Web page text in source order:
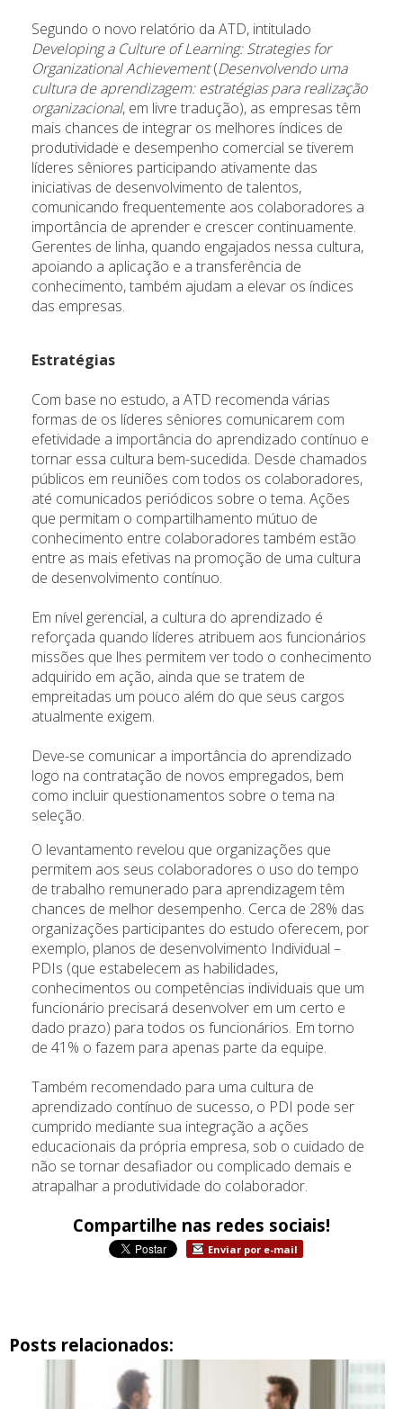
Segundo o novo relatório da ATD, intitulado
Developing a Culture of Learning: Strategies for
Organizational Achievement(Desenvolvendo uma
cultura de aprendizagem: estratégias para realização
organizacional, em livre tradução), as empresas têm
mais chances de integrar os melhores índices de
produtividade e desempenho comercial se tiverem
líderes sêniores participando ativamente das
iniciativas de desenvolvimento de talentos,
comunicando frequentemente aos colaboradores a
importância de aprender e crescer continuamente.
Gerentes de linha, quando engajados nessa cultura,
apoiando a aplicação e a transferência de
conhecimento, também ajudam a elevar os índices
das empresas.
Estratégias
Com base no estudo, a ATD recomenda várias
formas de os líderes sêniores comunicarem com
efetividade a importância do aprendizado contínuo e
tornar essa cultura bem-sucedida. Desde chamados
públicos em reuniões com todos os colaboradores,
até comunicados periódicos sobre o tema. Ações
que permitam o compartilhamento mútuo de
conhecimento entre colaboradores também estão
entre as mais efetivas na promoção de uma cultura
de desenvolvimento contínuo.
Em nível gerencial, a cultura do aprendizado é
reforçada quando líderes atribuem aos funcionários
missões que lhes permitem ver todo o conhecimento
adquirido em ação, ainda que se tratem de
empreitadas um pouco além do que seus cargos
atualmente exigem.
Deve-se comunicar a importância do aprendizado
logo na contratação de novos empregados, bem
como incluir questionamentos sobre o tema na
seleção.
O levantamento revelou que organizações que
permitem aos seus colaboradores o uso do tempo
de trabalho remunerado para aprendizagem têm
chances de melhor desempenho. Cerca de 28% das
organizações participantes do estudo oferecem, por
exemplo, planos de desenvolvimento Individual –
PDIs (que estabelecem as habilidades,
conhecimentos ou competências individuais que um
funcionário precisará desenvolver em um certo e
dado prazo) para todos os funcionários. Em torno
de 41% o fazem para apenas parte da equipe.
Também recomendado para uma cultura de
aprendizado contínuo de sucesso, o PDI pode ser
cumprido mediante sua integração a ações
educacionais da própria empresa, sob o cuidado de
não se tornar desafiador ou complicado demais e
atrapalhar a produtividade do colaborador.
Compartilhe nas redes sociais!
Enviar por e-mail
Posts relacionados: